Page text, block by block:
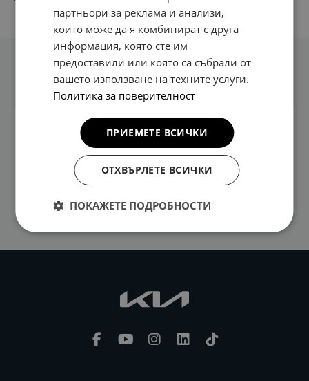
Техническа информация
Стоманена конструкция Найлоново прахово
покритие за максимална издръжливост Твърд
мрежест панел, заварен към външната рамка
Специални скоби за сигурно и прецизно
партньори за реклама и анализи,
които може да я комбинират с друга
информация, която сте им
предоставили или която са събрали от
вашето използване на техните услуги.
Политика за поверителност
ПРИЕМЕТЕ ВСИЧКИ
ОТХВЪРЛЕТЕ ВСИЧКИ
ПОКАЖЕТЕ ПОДРОБНОСТИ